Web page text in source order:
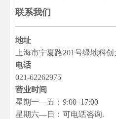
联系我们
地址
上海市宁夏路201号绿地科
电话
021-62262975
营业时间
星期一—五：9:00–17:00
星期六—日：可电话咨询.